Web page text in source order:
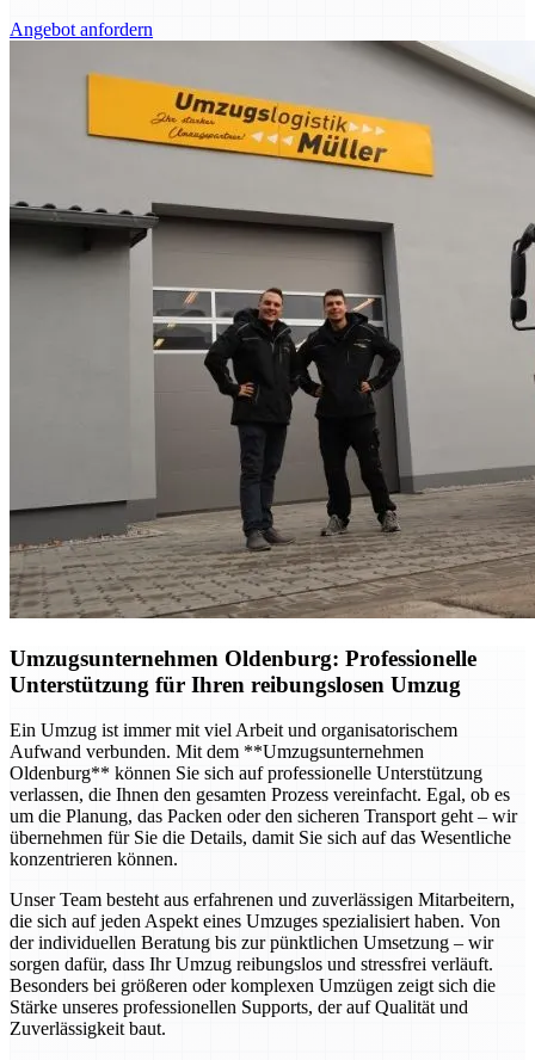
Angebot anfordern
Umzugsunternehmen Oldenburg: Professionelle
Unterstützung für Ihren reibungslosen Umzug
Ein Umzug ist immer mit viel Arbeit und organisatorischem
Aufwand verbunden. Mit dem **Umzugsunternehmen
Oldenburg** können Sie sich auf professionelle Unterstützung
verlassen, die Ihnen den gesamten Prozess vereinfacht. Egal, ob es
um die Planung, das Packen oder den sicheren Transport geht – wir
übernehmen für Sie die Details, damit Sie sich auf das Wesentliche
konzentrieren können.
Unser Team besteht aus erfahrenen und zuverlässigen Mitarbeitern,
die sich auf jeden Aspekt eines Umzuges spezialisiert haben. Von
der individuellen Beratung bis zur pünktlichen Umsetzung – wir
sorgen dafür, dass Ihr Umzug reibungslos und stressfrei verläuft.
Besonders bei größeren oder komplexen Umzügen zeigt sich die
Stärke unseres professionellen Supports, der auf Qualität und
Zuverlässigkeit baut.